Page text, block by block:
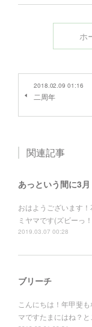
ホ
2018.02.09 01:16
二周年
関連記事
あっという間に3月
おはようございます
ミヤマです(ズビーっ
2019.03.07 00:28
ブリーチ
こんにちは！年甲斐
マですたまにはね？